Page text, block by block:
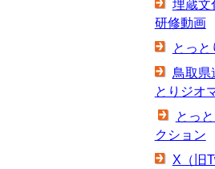
埋蔵文
研修動画
とっと
鳥取県
とりジオ
とっ
クション
X（旧